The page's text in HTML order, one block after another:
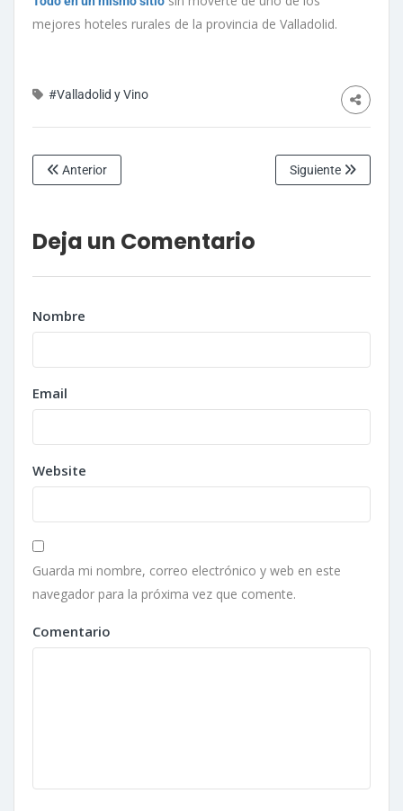
mejores hoteles rurales de la provincia de Valladolid.
#Valladolid y Vino
Anterior Siguiente
Deja un Comentario
Nombre
Email
Website
Guarda mi nombre, correo electrónico y web en este
navegador para la próxima vez que comente.
Comentario